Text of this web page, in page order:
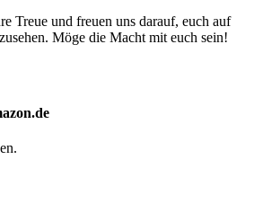
Treue und freuen uns darauf, euch auf
Möge die Macht mit euch sein!